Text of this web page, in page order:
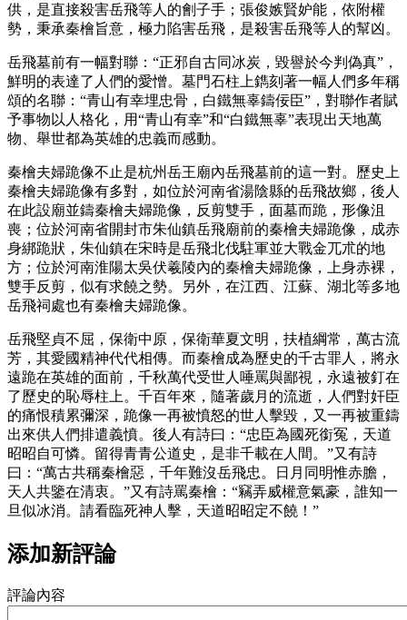
供，是直接殺害岳飛等人的劊子手；張俊嫉賢妒能，依附權
勢，秉承秦檜旨意，極力陷害岳飛，是殺害岳飛等人的幫凶。
岳飛墓前有一幅對聯：“正邪自古同冰炭，毀譽於今判偽真”，
鮮明的表達了人們的愛憎。墓門石柱上鐫刻著一幅人們多年稱
頌的名聯：“青山有幸埋忠骨，白鐵無辜鑄佞臣”，對聯作者賦
予事物以人格化，用“青山有幸”和“白鐵無辜”表現出天地萬
物、舉世都為英雄的忠義而感動。
秦檜夫婦跪像不止是杭州岳王廟內岳飛墓前的這一對。歷史上
秦檜夫婦跪像有多對，如位於河南省湯陰縣的岳飛故鄉，後人
在此設廟並鑄秦檜夫婦跪像，反剪雙手，面墓而跪，形像沮
喪；位於河南省開封市朱仙鎮岳飛廟前的秦檜夫婦跪像，成赤
身綁跪狀，朱仙鎮在宋時是岳飛北伐駐軍並大戰金兀朮的地
方；位於河南淮陽太吳伏羲陵內的秦檜夫婦跪像，上身赤裸，
雙手反剪，似有求饒之勢。另外，在江西、江蘇、湖北等多地
岳飛祠處也有秦檜夫婦跪像。
岳飛堅貞不屈，保衛中原，保衛華夏文明，扶植綱常，萬古流
芳，其愛國精神代代相傳。而秦檜成為歷史的千古罪人，將永
遠跪在英雄的面前，千秋萬代受世人唾罵與鄙視，永遠被釘在
了歷史的恥辱柱上。千百年來，隨著歲月的流逝，人們對奸臣
的痛恨積累彌深，跪像一再被憤怒的世人擊毀，又一再被重鑄
出來供人們排遣義憤。後人有詩曰：“忠臣為國死銜冤，天道
昭昭自可憐。留得青青公道史，是非千載在人間。”又有詩
曰：“萬古共稱秦檜惡，千年難沒岳飛忠。日月同明惟赤膽，
天人共鑒在清衷。”又有詩罵秦檜：“竊弄威權意氣豪，誰知一
旦似冰消。請看臨死神人擊，天道昭昭定不饒！”
添加新評論
評論內容